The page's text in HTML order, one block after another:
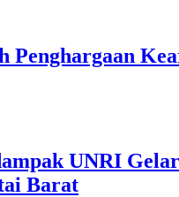
Penghargaan
UNRI
Barat